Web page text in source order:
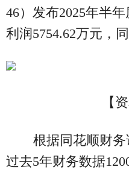
46）发布2025年半
利润5754.62万元，
【
根据同花顺财
过去5年财务数据